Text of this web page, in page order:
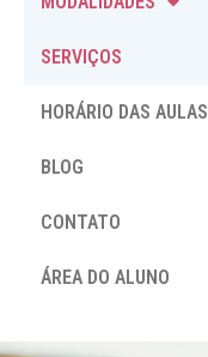
SERVIÇOS
HORÁRIO DAS AULAS
BLOG
CONTATO
ÁREA DO ALUNO